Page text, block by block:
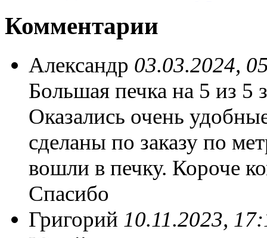
Комментарии
Александр 03.03.2024,
Большая печка на 5 из 5
Оказались очень
сделаны по заказу по
вошли в печку. Короче
Спасибо
Григорий 10.11.2023,